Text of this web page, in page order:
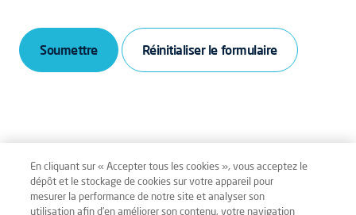
Soumettre
Mentions légales Conditions générales
En cliquant sur « Accepter tous les cookies », vous acceptez le
dépôt et le stockage de cookies sur votre appareil pour
mesurer la performance de notre site et analyser son
utilisation afin d’en améliorer son contenu, votre navigation